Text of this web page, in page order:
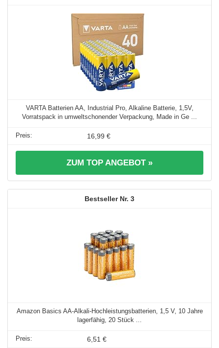
VARTA Batterien AA, Industrial Pro, Alkaline Batterie, 1,5V,
Vorratspack in umweltschonender Verpackung, Made in Ge ...
16,99 €
ZUM TOP ANGEBOT »
3
Amazon Basics AA-Alkali-Hochleistungsbatterien, 1,5 V, 10 Jahre
lagerfähig, 20 Stück ...
6,51 €